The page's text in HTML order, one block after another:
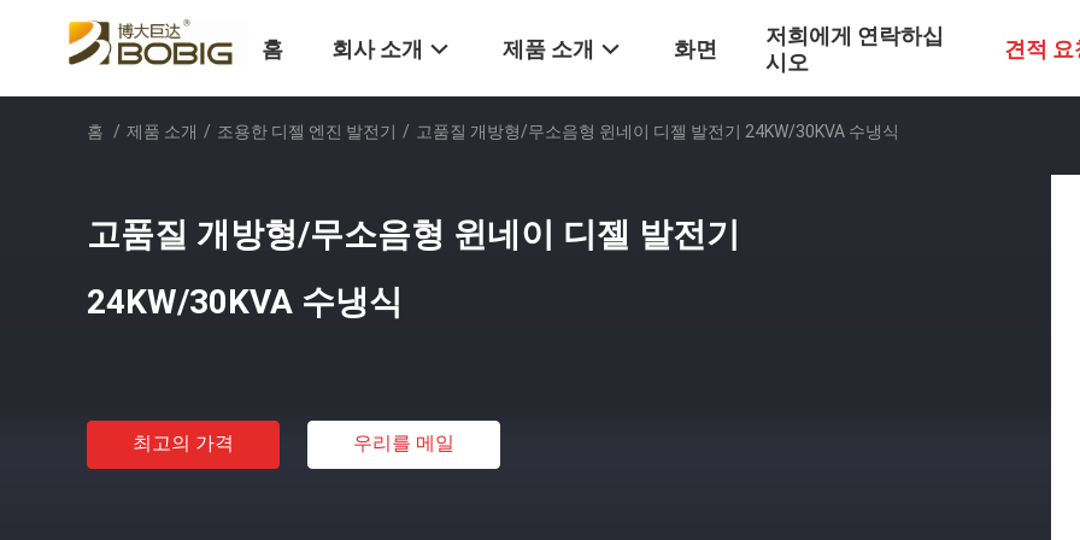
홈 회사 소개 제품 소개 화면
저희에게 연락하십
시오
견적 요
홈 / 제품 소개 / 조용한 디젤 엔진 발전기 / 고품질 개방형/무소음형 윈네이 디젤 발전기 24KW/30KVA 수냉식
고품질 개방형/무소음형 윈네이 디젤 발전기
24KW/30KVA 수냉식
최고의 가격 우리를 메일